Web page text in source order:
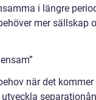
i längre
mer sällskap
när det